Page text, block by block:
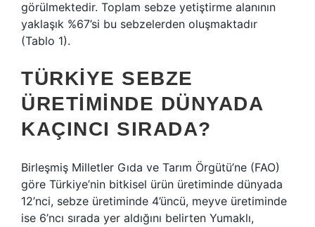
görülmektedir. Toplam sebze yetiştirme alanının
yaklaşık %67’si bu sebzelerden oluşmaktadır
(Tablo 1).
TÜRKIYE SEBZE
ÜRETIMINDE DÜNYADA
KAÇINCI SIRADA?
Birleşmiş Milletler Gıda ve Tarım Örgütü’ne (FAO)
göre Türkiye’nin bitkisel ürün üretiminde dünyada
12’nci, sebze üretiminde 4’üncü, meyve üretiminde
ise 6’ncı sırada yer aldığını belirten Yumaklı,